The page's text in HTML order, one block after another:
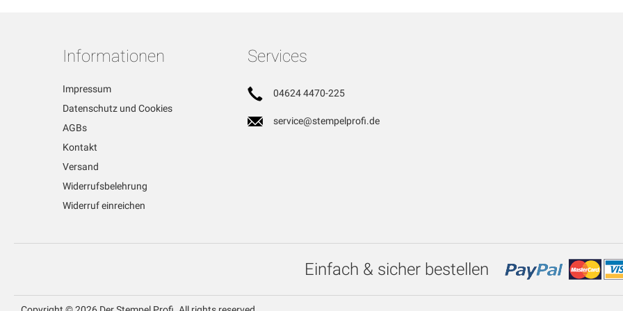
Informationen
Impressum
Datenschutz und Cookies
AGBs
Kontakt
Versand
Widerrufsbelehrung
Widerruf einreichen
Services
04624 4470-225
service@stempelprofi.de
Einfach & sicher bestellen